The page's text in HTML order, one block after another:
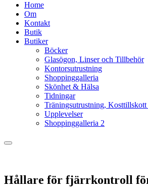
Home
Om
Kontakt
Butik
Butiker
Böcker
Glasögon, Linser och Tillbehör
Kontorsutrustning
Shoppinggalleria
Skönhet & Hälsa
Tidningar
Träningsutrustning,
Upplevelser
Shoppinggalleria 2
Hållare för fjärrkontroll